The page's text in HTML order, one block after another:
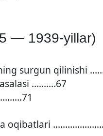
— 1939-yillar)
surgun qilinishi
……….67
oqibatlari